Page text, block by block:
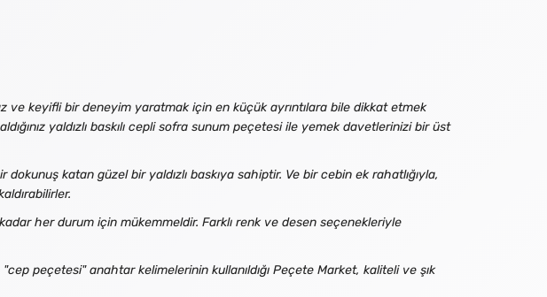
keyifli bir deneyim yaratmak için en küçük ayrıntılara bile dikkat etmek
yaldızlı baskılı cepli sofra sunum peçetesi ile yemek davetlerinizi bir üst
katan güzel bir yaldızlı baskıya sahiptir. Ve bir cebin ek rahatlığıyla,
her durum için mükemmeldir. Farklı renk ve desen seçenekleriyle
peçetesi" anahtar kelimelerinin kullanıldığı Peçete Market, kaliteli ve şık